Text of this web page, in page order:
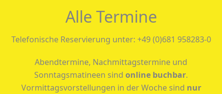
Alle Termine
Telefonische Reservierung unter: +49 (0)681 958283-0
Abendtermine, Nachmittagstermine und
Sonntagsmatineen sind online buchbar.
Vormittagsvorstellungen in der Woche sind nur